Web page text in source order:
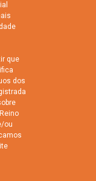
que
dos
ou